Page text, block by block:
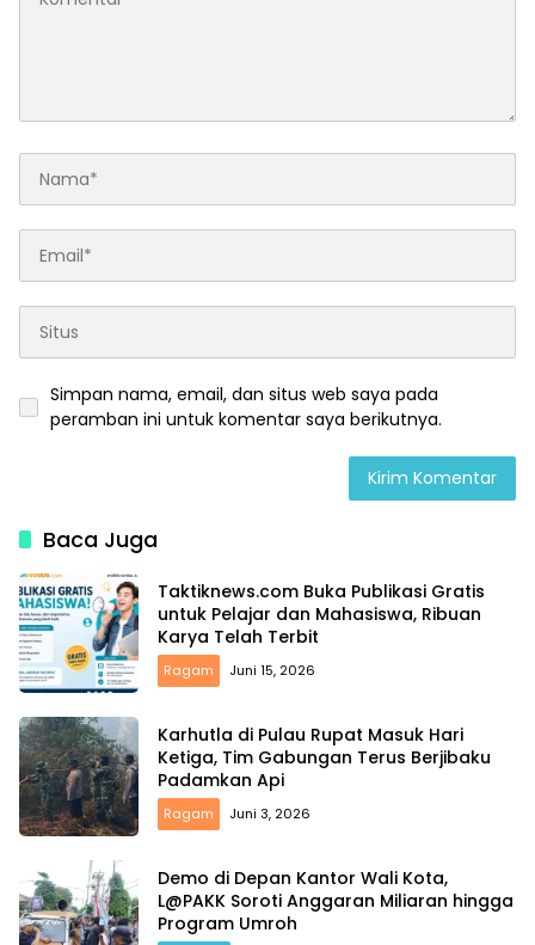
Simpan nama, email, dan situs web saya pada
peramban ini untuk komentar saya berikutnya.
Baca Juga
Taktiknews.com Buka Publikasi Gratis
untuk Pelajar dan Mahasiswa, Ribuan
Karya Telah Terbit
Ragam Juni 15, 2026
Karhutla di Pulau Rupat Masuk Hari
Ketiga, Tim Gabungan Terus Berjibaku
Padamkan Api
Ragam Juni 3, 2026
Demo di Depan Kantor Wali Kota,
L@PAKK Soroti Anggaran Miliaran hingga
Program Umroh